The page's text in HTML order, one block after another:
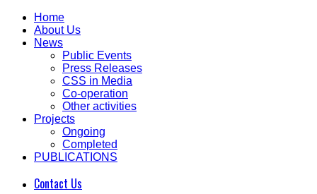
Home
About Us
News
Public Events
Press Releases
CSS in Media
Co-operation
Other activities
Projects
Ongoing
Completed
PUBLICATIONS
Contact Us